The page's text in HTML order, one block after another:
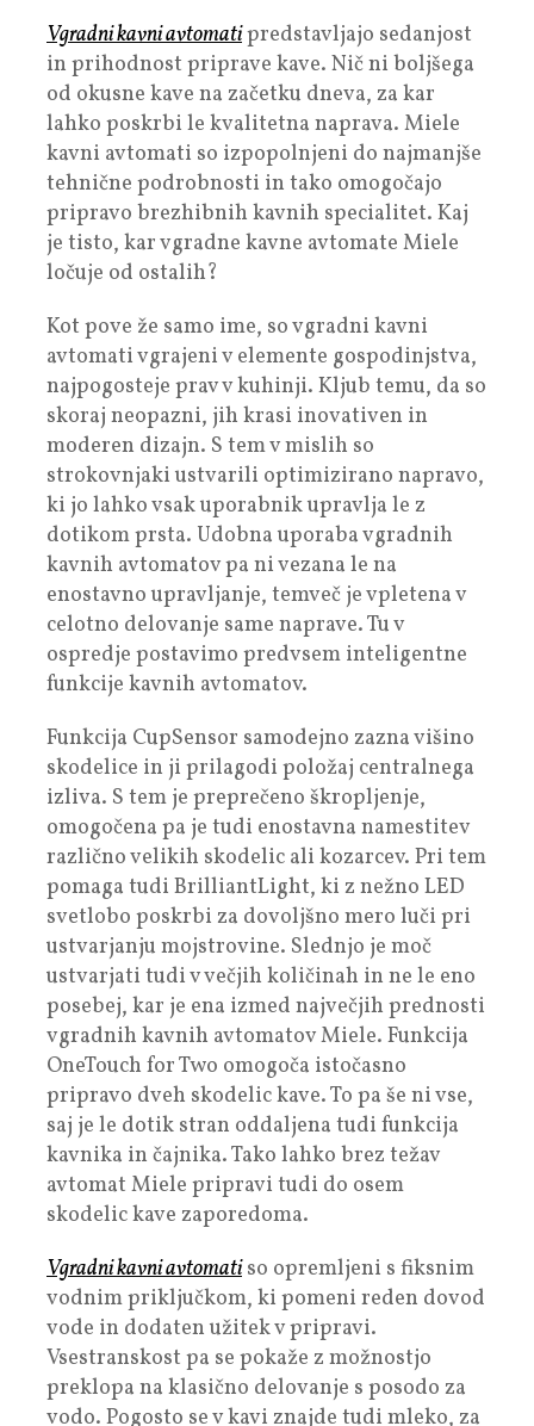
Vgradni kavni avtomatipredstavljajo sedanjost
in prihodnost priprave kave. Nič ni boljšega
od okusne kave na začetku dneva, za kar
lahko poskrbi le kvalitetna naprava. Miele
kavni avtomati so izpopolnjeni do najmanjše
tehnične podrobnosti in tako omogočajo
pripravo brezhibnih kavnih specialitet. Kaj
je tisto, kar vgradne kavne avtomate Miele
ločuje od ostalih?
Kot pove že samo ime, so vgradni kavni
avtomati vgrajeni v elemente gospodinjstva,
najpogosteje prav v kuhinji. Kljub temu, da so
skoraj neopazni, jih krasi inovativen in
moderen dizajn. S tem v mislih so
strokovnjaki ustvarili optimizirano napravo,
ki jo lahko vsak uporabnik upravlja le z
dotikom prsta. Udobna uporaba vgradnih
kavnih avtomatov pa ni vezana le na
enostavno upravljanje, temveč je vpletena v
celotno delovanje same naprave. Tu v
ospredje postavimo predvsem inteligentne
funkcije kavnih avtomatov.
Funkcija CupSensor samodejno zazna višino
skodelice in ji prilagodi položaj centralnega
izliva. S tem je preprečeno škropljenje,
omogočena pa je tudi enostavna namestitev
različno velikih skodelic ali kozarcev. Pri tem
pomaga tudi BrilliantLight, ki z nežno LED
svetlobo poskrbi za dovoljšno mero luči pri
ustvarjanju mojstrovine. Slednjo je moč
ustvarjati tudi v večjih količinah in ne le eno
posebej, kar je ena izmed največjih prednosti
vgradnih kavnih avtomatov Miele. Funkcija
OneTouch for Two omogoča istočasno
pripravo dveh skodelic kave. To pa še ni vse,
saj je le dotik stran oddaljena tudi funkcija
kavnika in čajnika. Tako lahko brez težav
avtomat Miele pripravi tudi do osem
skodelic kave zaporedoma.
Vgradni kavni avtomatiso opremljeni s fiksnim
vodnim priključkom, ki pomeni reden dovod
vode in dodaten užitek v pripravi.
Vsestranskost pa se pokaže z možnostjo
preklopa na klasično delovanje s posodo za
vodo. Pogosto se v kavi znajde tudi mleko, za